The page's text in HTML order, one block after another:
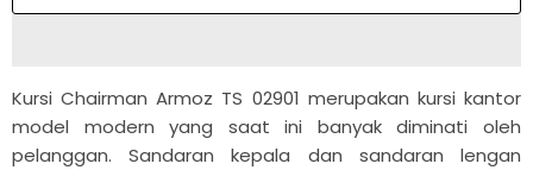
Kursi Chairman Armoz TS 02901 merupakan kursi kantor
model modern yang saat ini banyak diminati oleh
pelanggan. Sandaran kepala dan sandaran lengan